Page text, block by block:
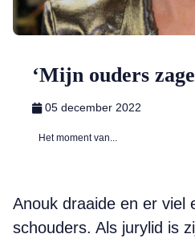
‘Mijn ouders
05 december 2022
Het moment van...
Anouk draaide en er viel
schouders. Als jurylid is